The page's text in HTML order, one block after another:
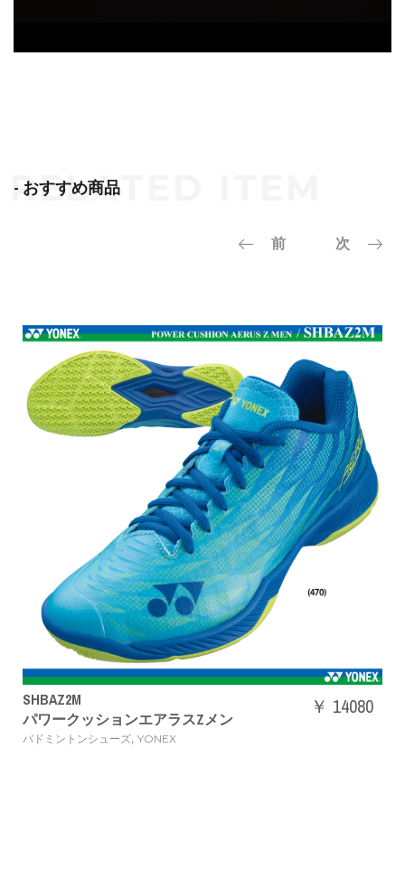
- おすすめ商品
前 次
SHBAZ2M
パワークッションエアラスZメン
バドミントンシューズ, YONEX
￥ 14080